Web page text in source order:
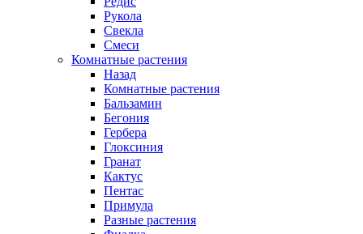
Рукола
Свекла
Смеси
Комнатные растения
Назад
Комнатные растения
Бальзамин
Бегония
Гербера
Глоксиния
Гранат
Кактус
Пентас
Примула
Разные растения